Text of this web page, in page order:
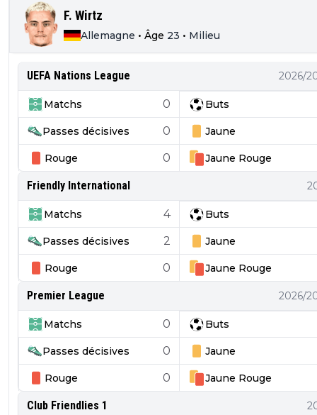
F. Wirtz
Allemagne • Âge 23 • Milieu
UEFA Nations League 2026/
Matchs 0 Buts
Passes décisives 0 Jaune
Rouge 0 Jaune Rouge
Friendly International
Matchs 4 Buts
Passes décisives 2 Jaune
Rouge 0 Jaune Rouge
Premier League 2026/
Matchs 0 Buts
Passes décisives 0 Jaune
Rouge 0 Jaune Rouge
Club Friendlies 1